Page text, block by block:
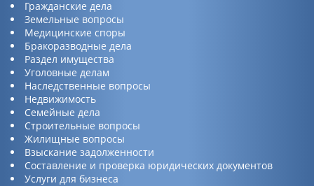
Гражданские дела
Земельные вопросы
Медицинские споры
Бракоразводные дела
Раздел имущества
Уголовные делам
Наследственные вопросы
Недвижимость
Семейные дела
Строительные вопросы
Жилищные вопросы
Взыскание задолженности
Составление и проверка юридических документов
Услуги для бизнеса